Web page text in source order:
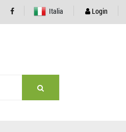
Italia Login